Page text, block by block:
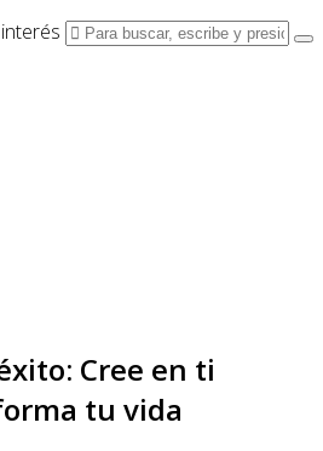
Cree en ti
tu vida